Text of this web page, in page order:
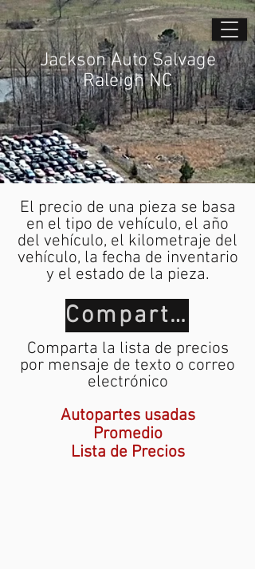
Jackson Auto Salvage
Raleigh NC
El precio de una pieza se basa
en el tipo de vehículo, el año
del vehículo, el kilometraje del
vehículo, la fecha de inventario
y el estado de la pieza.
Compartir
Comparta la lista de precios
por mensaje de texto o correo
electrónico
Autopartes usadas
Promedio
Lista de Precios